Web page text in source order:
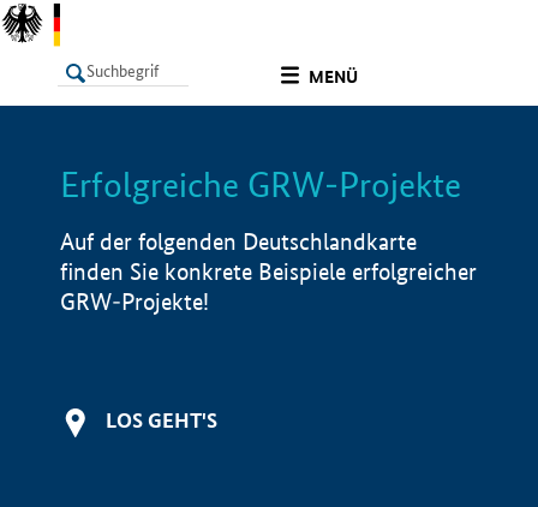
MENÜ
LISTE Info
Erfolgreiche GRW-Projekte
Auf der folgenden Deutschlandkarte
finden Sie konkrete Beispiele erfolgreicher
GRW-Projekte!
LOS GEHT'S